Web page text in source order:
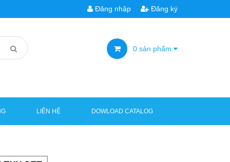
Đăng nhập Đăng ký
0 sản phẩm
LIÊN HỆ DOWLOAD CATALOG